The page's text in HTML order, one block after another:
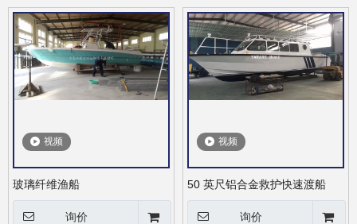
视频
玻璃纤维渔船
询价
视频
50 英尺铝合金救护快速渡船
询价